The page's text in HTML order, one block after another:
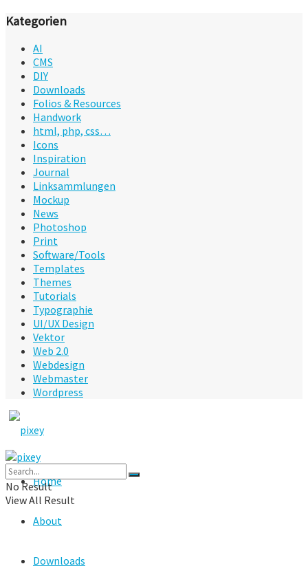
Kategorien
AI
CMS
DIY
Downloads
Folios & Resources
Handwork
html, php, css…
Icons
Inspiration
Journal
Linksammlungen
Mockup
News
Photoshop
Print
Software/Tools
Templates
Themes
Tutorials
Typographie
UI/UX Design
Vektor
Web 2.0
Webdesign
Webmaster
Wordpress
Home
About
Downloads
No Result
View All Result